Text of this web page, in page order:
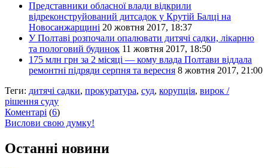
Представники обласної влади відкрили
відреконструйований дитсадок у Крутій Балці на
Новосанжарщині 20 жовтня 2017, 18:37
У Полтаві розпочали опалювати дитячі садки, лікарню
та пологовий будинок 11 жовтня 2017, 18:50
175 млн грн за 2 місяці — кому влада Полтави віддала
ремонтні підряди серпня та вересня 8 жовтня 2017, 21:00
Теги: дитячі садки, прокуратура, суд, корупція, вирок /
рішення суду
Коментарі (6)
Вислови свою думку!
Останні новини